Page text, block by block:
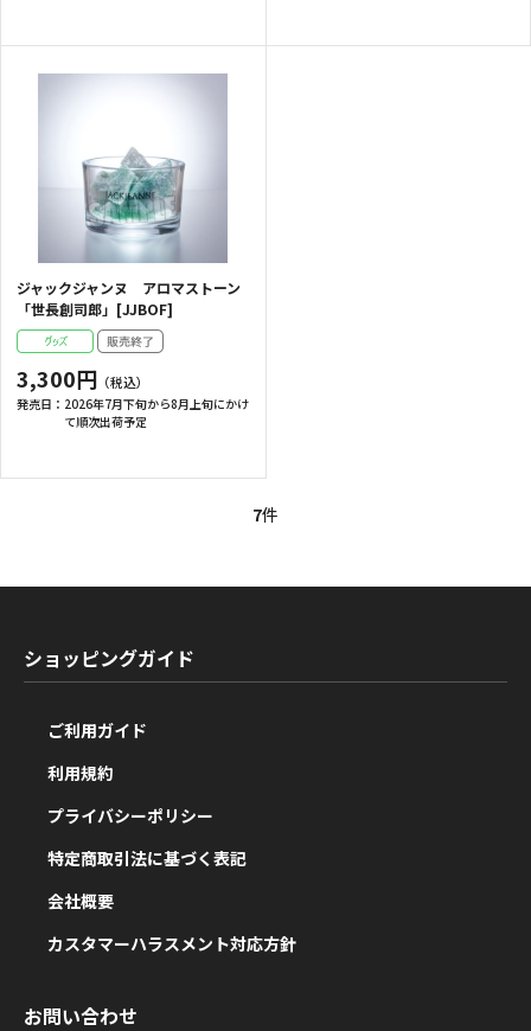
ジャックジャンヌ アロマストーン
「世長創司郎」[JJBOF]
3,300円
発売日： 2026年7月下旬から8月上旬にかけ
て順次出荷予定
7件
ショッピングガイド
ご利用ガイド
利用規約
プライバシーポリシー
特定商取引法に基づく表記
会社概要
カスタマーハラスメント対応方針
お問い合わせ